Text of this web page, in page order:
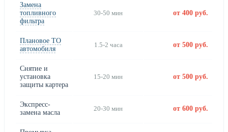
Замена
топливного
фильтра
30-50 мин от 400 руб.
Плановое ТО
автомобиля
1.5-2 часа от 500 руб.
Снятие и
установка
защиты картера
15-20 мин от 500 руб.
Экспресс-
замена масла
20-30 мин от 600 руб.